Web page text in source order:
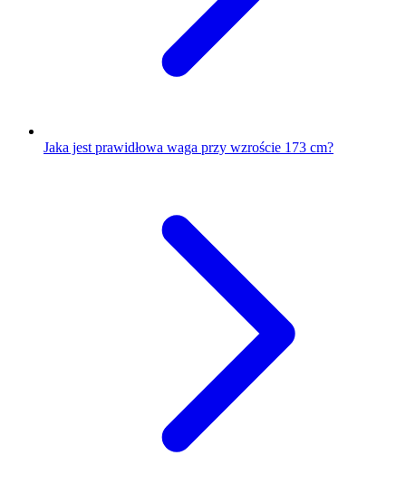
Jaka jest prawidłowa waga przy wzroście 173 cm?